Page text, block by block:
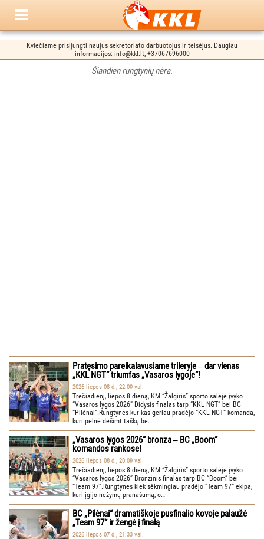
Kviečiame prisijungti naujus sekretoriato darbuotojus ir teisėjus. Daugiau
informacijos: info@kkl.lt, +37067696000
Šiandien rungtynių nėra.
Pratęsimo pareikalavusiame trileryje ‒ dar vienas
„KKL NGT“ triumfas „Vasaros lygoje“!
2026 liepos 08 d., 22:09 val.
Trečiadienį, liepos 8 dieną, KM “Žalgiris” sporto salėje įvyko
“Vasaros lygos 2026” Didysis finalas tarp “KKL NGT” bei BC
“Pilėnai”.Rungtynes kur kas geriau pradėjo “KKL NGT” komanda,
kuri pelnė dešimt taškų be…
„Vasaros lygos 2026“ bronza ‒ BC „Boom“
komandos rankose!
2026 liepos 08 d., 20:09 val.
Trečiadienį, liepos 8 dieną, KM “Žalgiris” sporto salėje įvyko
“Vasaros lygos 2026” Bronzinis finalas tarp BC “Boom” bei
“Team 97”.Rungtynes kiek sėkmingiau pradėjo “Team 97” ekipa,
kuri įgijo nežymų pranašumą, o…
BC „Pilėnai“ dramatiškoje pusfinalio kovoje palaužė
„Team 97“ ir žengė į finalą
2026 liepos 07 d., 21:33 val.